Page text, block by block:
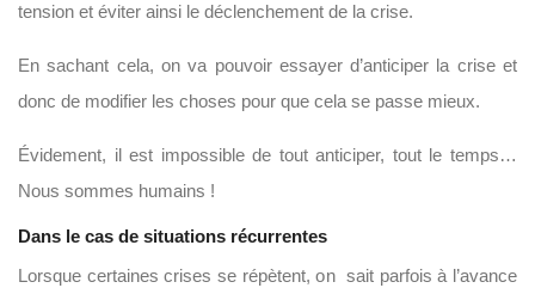
tension et éviter ainsi le déclenchement de la crise.
En sachant cela, on va pouvoir essayer d’anticiper la crise et
donc de modifier les choses pour que cela se passe mieux.
Évidement, il est impossible de tout anticiper, tout le temps…
Nous sommes humains !
Dans le cas de situations récurrentes
Lorsque certaines crises se répètent, on sait parfois à l’avance